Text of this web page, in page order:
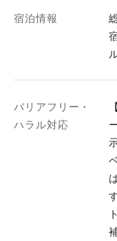
宿泊情報
バリアフリー・
ハラル対応